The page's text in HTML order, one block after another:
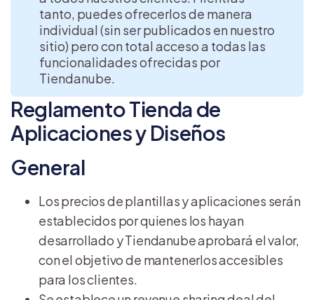
tanto, puedes ofrecerlos de manera
individual (sin ser publicados en nuestro
sitio) pero con total acceso a todas las
funcionalidades ofrecidas por
Tiendanube.
Reglamento Tienda de
Aplicaciones y Diseños
General
Los precios de plantillas y aplicaciones serán
establecidos por quienes los hayan
desarrollado y Tiendanube aprobará el valor,
con el objetivo de mantenerlos accesibles
para los clientes.